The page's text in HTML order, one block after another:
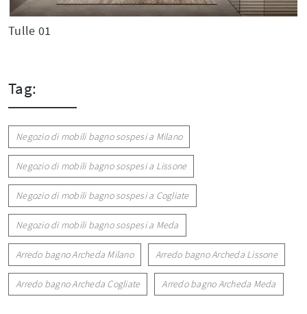
Tulle 01
Tag:
Negozio di mobili bagno sospesi a Milano
Negozio di mobili bagno sospesi a Lissone
Negozio di mobili bagno sospesi a Cogliate
Negozio di mobili bagno sospesi a Meda
Arredo bagno Archeda Milano Arredo bagno Archeda Lissone
Arredo bagno Archeda Cogliate Arredo bagno Archeda Meda